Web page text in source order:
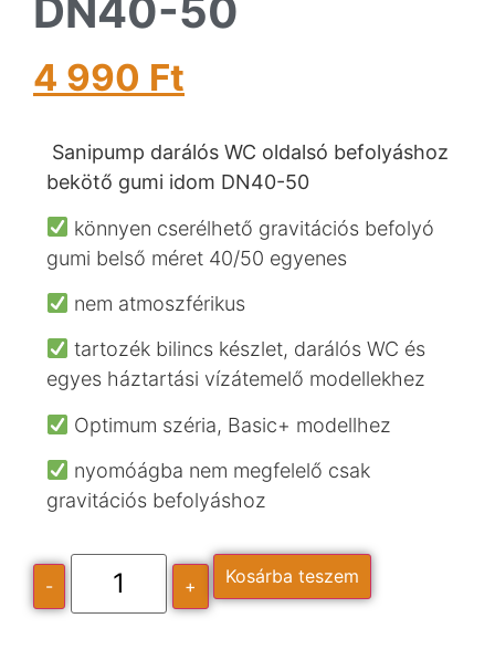
DN40-50
4 990 Ft
Sanipump darálós WC oldalsó befolyáshoz
bekötő gumi idom DN40-50
könnyen cserélhető gravitációs befolyó
gumi belső méret 40/50 egyenes
nem atmoszférikus
tartozék bilincs készlet, darálós WC és
egyes háztartási vízátemelő modellekhez
Optimum széria, Basic+ modellhez
nyomóágba nem megfelelő csak
gravitációs befolyáshoz
- + Kosárba teszem